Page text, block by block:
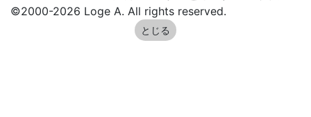
©2000-2026 Loge A. All rights reserved.
とじる